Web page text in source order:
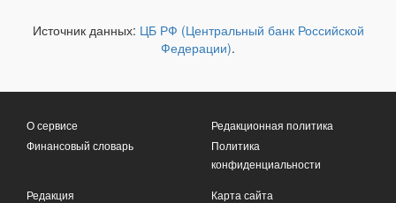
Источник данных: ЦБ РФ (Центральный банк Российской
Федерации).
О сервисе
Финансовый словарь
Редакционная политика
Политика
конфиденциальности
Редакция
Карта сайта